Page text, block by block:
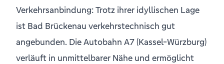
Verkehrsanbindung: Trotz ihrer idyllischen Lage
ist Bad Brückenau verkehrstechnisch gut
angebunden. Die Autobahn A7 (Kassel-Würzburg)
verläuft in unmittelbarer Nähe und ermöglicht